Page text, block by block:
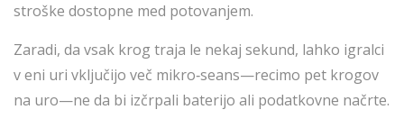
stroške dostopne med potovanjem.
Zaradi, da vsak krog traja le nekaj sekund, lahko igralci
v eni uri vključijo več mikro‑seans—recimo pet krogov
na uro—ne da bi izčrpali baterijo ali podatkovne načrte.